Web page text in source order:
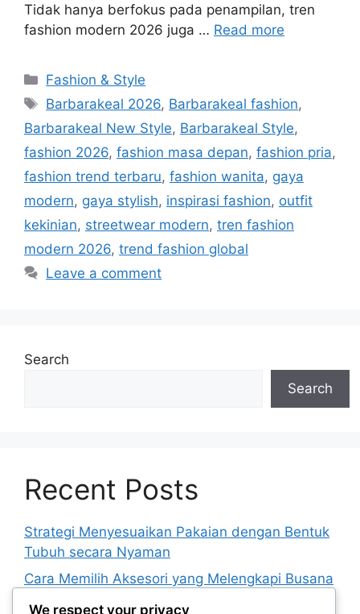
Tidak hanya berfokus pada penampilan, tren
fashion modern 2026 juga … Read more
Categories
Fashion & Style
Tags
Barbarakeal 2026, Barbarakeal fashion,
Barbarakeal New Style, Barbarakeal Style,
fashion 2026, fashion masa depan, fashion pria,
fashion trend terbaru, fashion wanita, gaya
modern, gaya stylish, inspirasi fashion, outfit
kekinian, streetwear modern, tren fashion
modern 2026, trend fashion global
Leave a comment
Search
Search
Recent Posts
Strategi Menyesuaikan Pakaian dengan Bentuk
Tubuh secara Nyaman
Cara Memilih Aksesori yang Melengkapi Busana
We respect your privacy